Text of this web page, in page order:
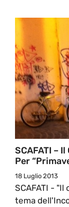
SCAFATI –
Per
18 Luglio 2013
SCAFATI - "Il
tema